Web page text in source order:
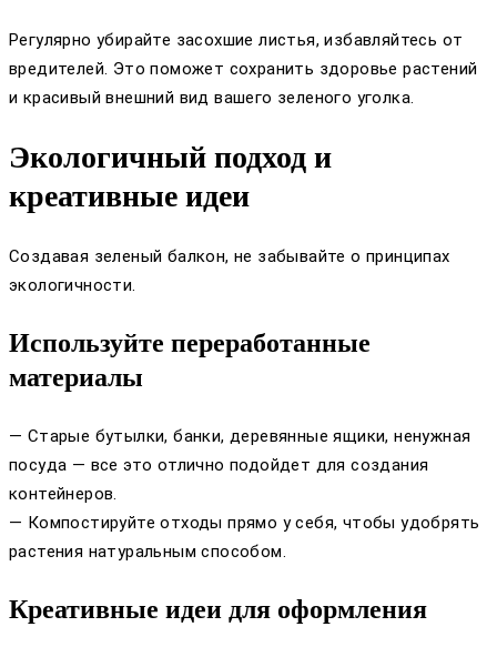
Регулярно убирайте засохшие листья, избавляйтесь от
вредителей. Это поможет сохранить здоровье растений
и красивый внешний вид вашего зеленого уголка.
Экологичный подход и
креативные идеи
Создавая зеленый балкон, не забывайте о принципах
экологичности.
Используйте переработанные
материалы
— Старые бутылки, банки, деревянные ящики, ненужная
посуда — все это отлично подойдет для создания
контейнеров.
— Компостируйте отходы прямо у себя, чтобы удобрять
растения натуральным способом.
Креативные идеи для оформления